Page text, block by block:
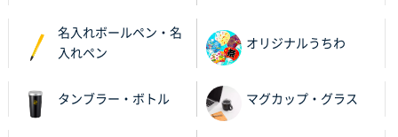
uni ジェットストリーム 05
2025年11月21日 16:39
何度か注文していて、満足していたから
神奈川県のお客様
名入れボールペン・名
入れペン
オリジナルうちわ
タンブラー・ボトル マグカップ・グラス